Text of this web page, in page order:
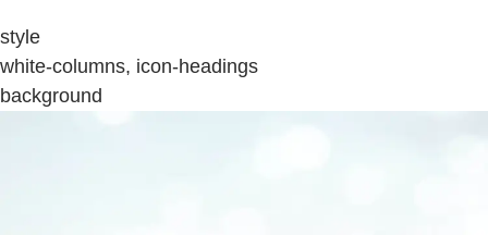
style
white-columns, icon-headings
background